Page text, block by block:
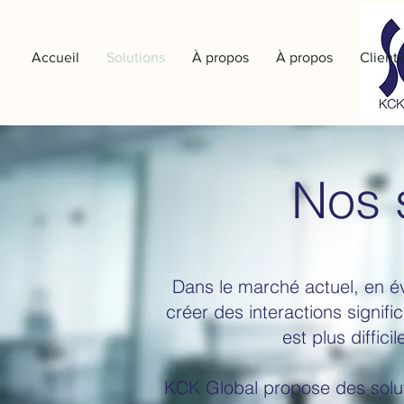
Accueil Solutions À propos À propos
Nos
Dans le marché actuel, en
créer des interactions
est plus
KCK Global propose des